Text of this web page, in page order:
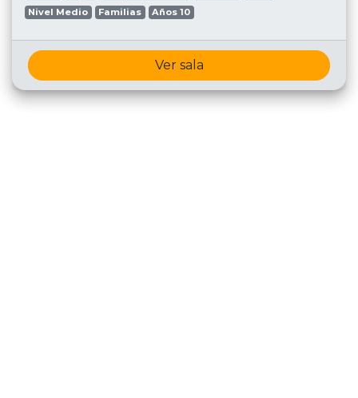
Nivel Medio
Familias Años 10
Ver sala